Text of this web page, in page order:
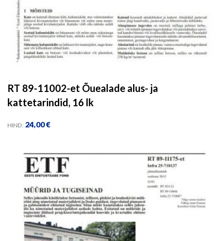
RT 89-11002-et Õuealade alus- ja
kattetarindid, 16 lk
HIND: 24,00€